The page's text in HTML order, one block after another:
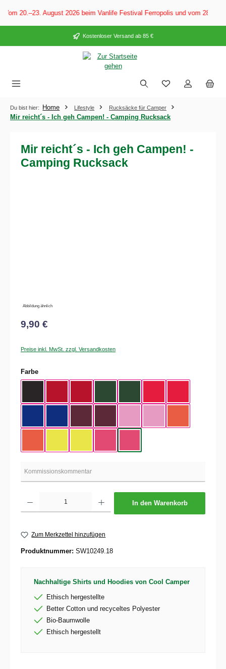
springen
20.–23. August 2026 beim Vanlife Festival Ferropolis und vom 28.
Kostenloser Versand ab 85 €
Du bist hier: Home Lifestyle Rucksäcke für Camper
Mir reicht´s - Ich geh Campen! - Camping Rucksack
Mir reicht´s - Ich geh Campen! -
Camping Rucksack
Abbildung ähnlich
9,90 €
Preise inkl. MwSt. zzgl. Versandkosten
Farbeauswählen
In den Warenkorb
Zum Merkzettel hinzufügen
Produktnummer: SW10249.18
Nachhaltige Shirts und Hoodies von Cool Camper
Ethisch hergestellte
Better Cotton und recyceltes Polyester
Bio-Baumwolle
Ethisch hergestellt